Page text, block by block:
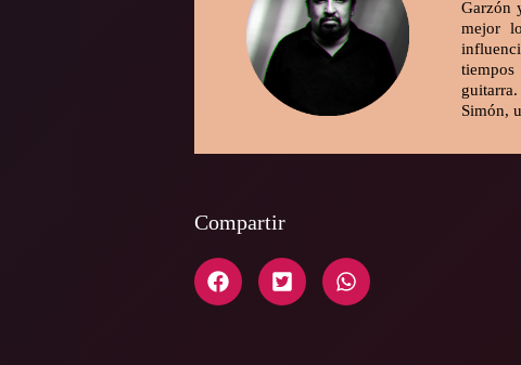
Garzón
mejor
Simón,
Compartir